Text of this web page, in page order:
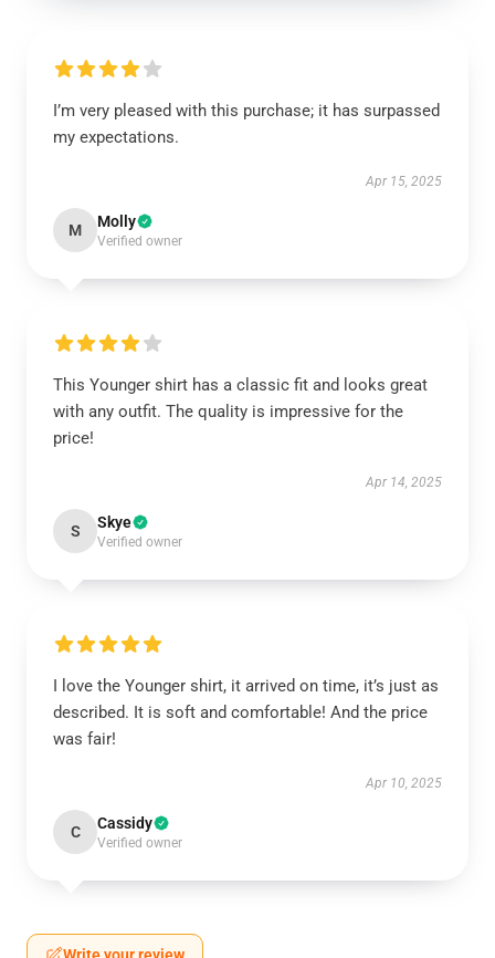
I’m very pleased with this purchase; it has surpassed
my expectations.
Apr 15, 2025
M Molly
Verified owner
This Younger shirt has a classic fit and looks great
with any outfit. The quality is impressive for the
price!
Apr 14, 2025
S Skye
Verified owner
I love the Younger shirt, it arrived on time, it’s just as
described. It is soft and comfortable! And the price
was fair!
Apr 10, 2025
C Cassidy
Verified owner